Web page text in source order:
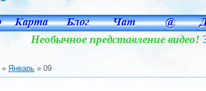
Необычное представление видео!
» Январь » 09